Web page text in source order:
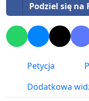
Podziel się na
Petycja
Dodatkowa